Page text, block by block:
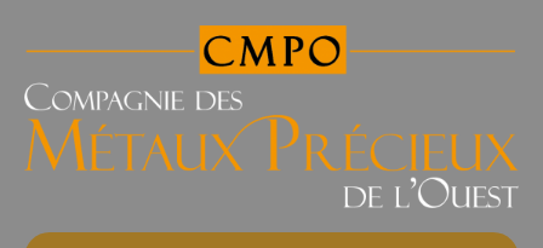
des
Précieux
l'Ouest